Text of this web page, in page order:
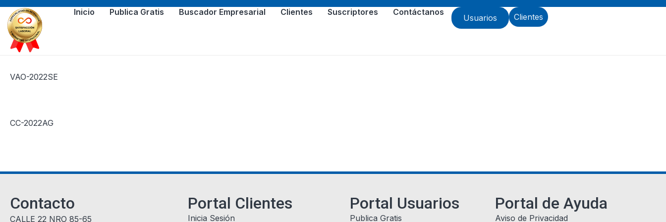
Inicio Publica Gratis Buscador Empresarial Clientes Suscriptores Contáctanos
Usuarios Clientes
VAO-2022SE
CC-2022AG
Contacto
CALLE 22 NRO 85-65
Portal Clientes
Inicia Sesión
Portal Usuarios
Publica Gratis
Portal de Ayuda
Aviso de Privacidad